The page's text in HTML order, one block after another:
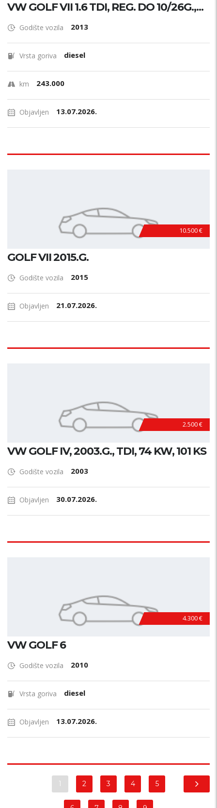
VW GOLF VII 1.6 TDI, REG. DO 10/26G.,...
Godište vozila 2013
Vrsta goriva diesel
km 243.000
Objavljen 13.07.2026.
10.500 €
GOLF VII 2015.G.
Godište vozila 2015
Objavljen 21.07.2026.
2.500 €
VW GOLF IV, 2003.G., TDI, 74 KW, 101 KS
Godište vozila 2003
Objavljen 30.07.2026.
4.300 €
VW GOLF 6
Godište vozila 2010
Vrsta goriva diesel
Objavljen 13.07.2026.
1 2 3 4 5